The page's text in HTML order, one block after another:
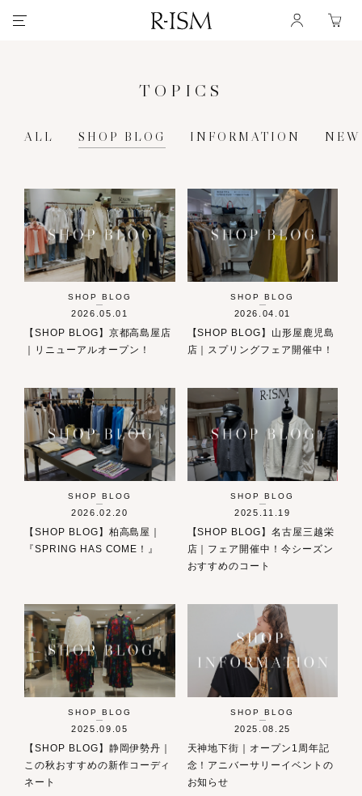
TOPICS
ALL SHOP BLOG INFORMATION
SHOP BLOG
2026.05.01
【SHOP BLOG】京都高島屋店
｜リニューアルオープン！
SHOP BLOG
2026.04.01
【SHOP BLOG】山形屋鹿児島
店｜スプリングフェア開催中！
SHOP BLOG
2026.02.20
【SHOP BLOG】柏高島屋｜
『SPRING HAS COME！』
SHOP BLOG
2025.11.19
【SHOP BLOG】名古屋三越栄
店｜フェア開催中！今シーズン
おすすめのコート
SHOP BLOG
2025.09.05
【SHOP BLOG】静岡伊勢丹｜
この秋おすすめの新作コーディ
ネート
SHOP BLOG
2025.08.25
天神地下街｜オープン1周年記
念！アニバーサリーイベントの
お知らせ